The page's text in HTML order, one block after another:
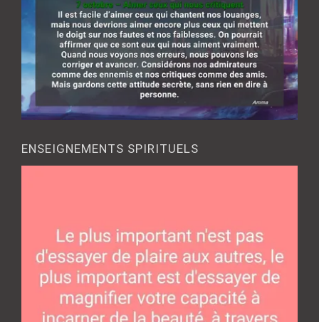
ENSEIGNEMENTS SPIRITUELS